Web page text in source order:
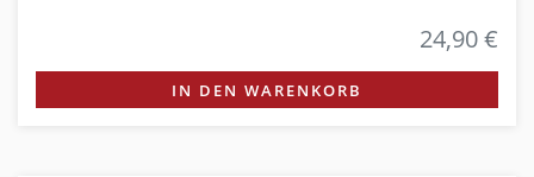
24,90 €
IN DEN WARENKORB